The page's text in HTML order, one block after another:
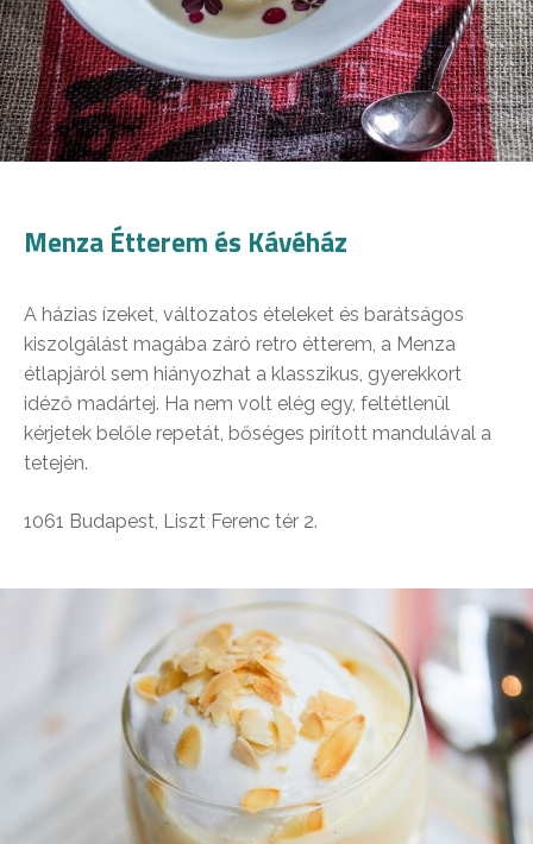
Menza Étterem és Kávéház
A házias ízeket, változatos ételeket és barátságos
kiszolgálást magába záró retro étterem, a Menza
étlapjáról sem hiányozhat a klasszikus, gyerekkort
idéző madártej. Ha nem volt elég egy, feltétlenül
kérjetek belőle repetát, bőséges pirított mandulával a
tetején.
1061 Budapest, Liszt Ferenc tér 2.